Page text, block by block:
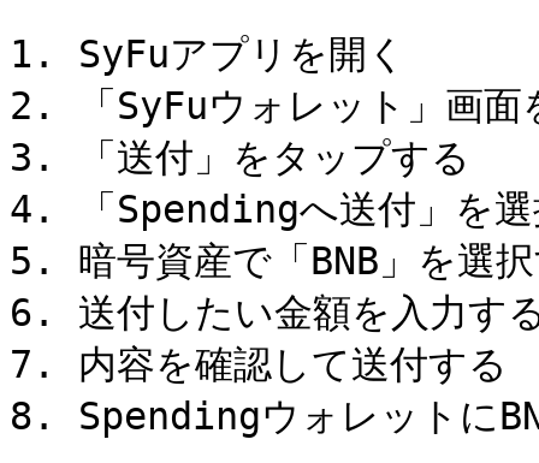
1. SyFuアプリを開く
2. 「SyFuウォレット」画面
3. 「送付」をタップする
4. 「Spendingへ送付」を選
5. 暗号資産で「BNB」を選
6. 送付したい金額を入力す
7. 内容を確認して送付する
8. Spendingウォレットに